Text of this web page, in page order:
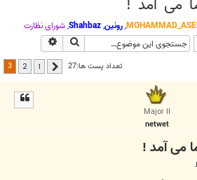
,رونین,
Shahbaz
,شوراي نظارت
جستجو
تعداد پست ها:27 قبلی 1
2
3
Major II
netwet